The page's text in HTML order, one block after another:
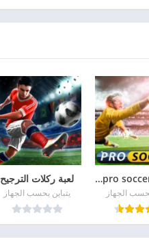
pro soccer online مهكرة
الجهاز
لعبة ركلات الترجيح
يتباين بحسب الجهاز